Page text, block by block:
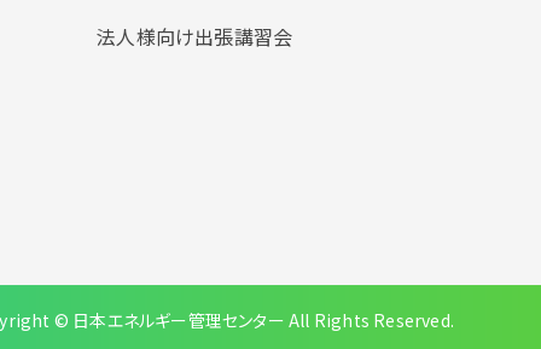
法人様向け出張講習会
© 日本エネルギー管理センター All Rights Reserved.